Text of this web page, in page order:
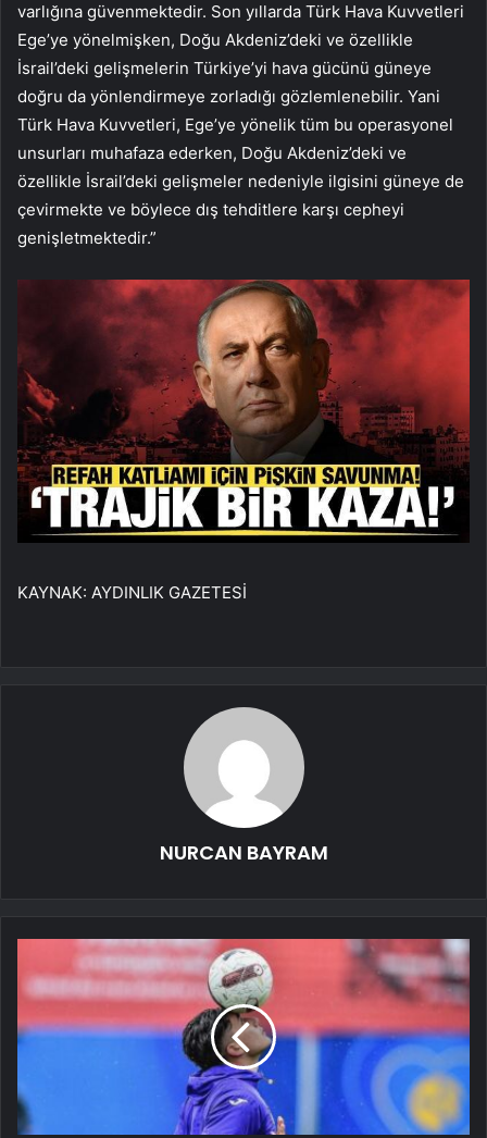
varlığına güvenmektedir. Son yıllarda Türk Hava Kuvvetleri
Ege’ye yönelmişken, Doğu Akdeniz’deki ve özellikle
İsrail’deki gelişmelerin Türkiye’yi hava gücünü güneye
doğru da yönlendirmeye zorladığı gözlemlenebilir. Yani
Türk Hava Kuvvetleri, Ege’ye yönelik tüm bu operasyonel
unsurları muhafaza ederken, Doğu Akdeniz’deki ve
özellikle İsrail’deki gelişmeler nedeniyle ilgisini güneye de
çevirmekte ve böylece dış tehditlere karşı cepheyi
genişletmektedir.”
KAYNAK: AYDINLIK GAZETESİ
NURCAN BAYRAM